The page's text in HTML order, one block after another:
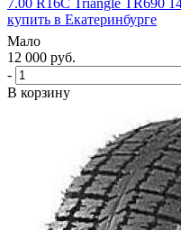
купить в Екатеринбурге
Мало
12 000 руб.
-
В корзину